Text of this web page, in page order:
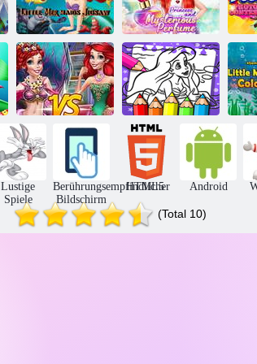
Kleine
Meerjungfrauen
Puzzle
Meerjungfrau
und mysteriöses
Parfüm
Ariel-Prinzessin
gegen
Meerjungfrau
Arielle die
Meerjungfrau
Malbuch
Lustige
Spiele
Berührungsempfindlicher
Bildschirm
HTML5 Android
(Total 10)